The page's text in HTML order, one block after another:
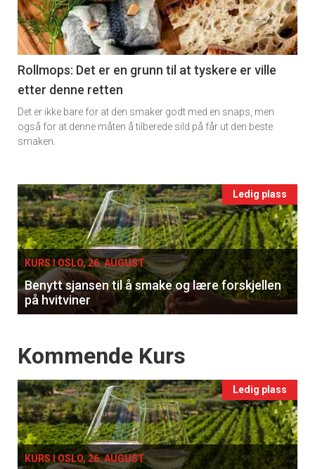
-
section
11
Ukens
vin
Rollmops: Det er en grunn til at tyskere er ville
etter denne retten
Det er ikke bare for at den smaker godt med en snaps, men
også for at denne måten å tilberede sild på får ut den beste
smaken.
Events
single
Ledig plass
KURS I OSLO, 26. AUGUST
Benytt sjansen til å smake og lære forskjellen
på hvitviner
Events
Kommende Kurs
Ledig plass
KURS I OSLO, 26. AUGUST